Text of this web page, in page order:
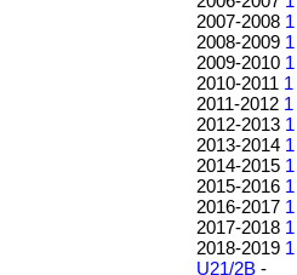
2007-2008 1
2008-2009 1
2009-2010 1
2010-2011 1
2011-2012 1
2012-2013 1
2013-2014 1
2014-2015 1
2015-2016 1
2016-2017 1
2017-2018 1
2018-2019 1
U21/2B -